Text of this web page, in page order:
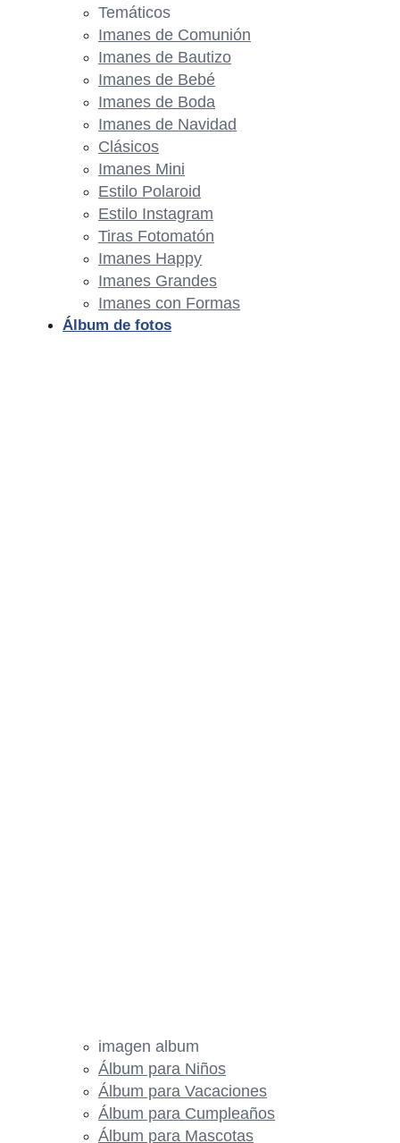
Temáticos
Imanes de Comunión
Imanes de Bautizo
Imanes de Bebé
Imanes de Boda
Imanes de Navidad
Clásicos
Imanes Mini
Estilo Polaroid
Estilo Instagram
Tiras Fotomatón
Imanes Happy
Imanes Grandes
Imanes con Formas
Álbum de fotos
imagen album
Álbum para Niños
Álbum para Vacaciones
Álbum para Cumpleaños
Álbum para Mascotas